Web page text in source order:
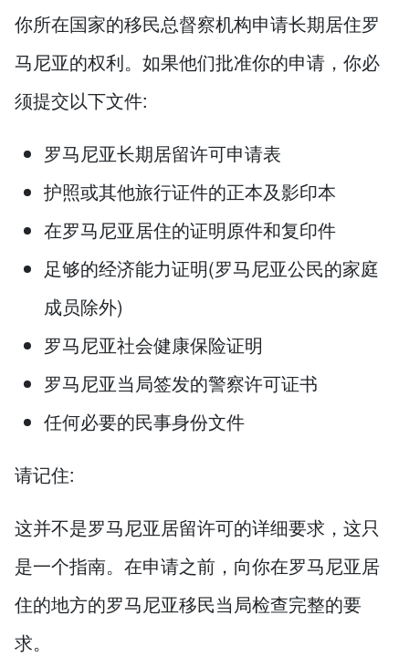
你所在国家的移民总督察机构申请长期居住罗
马尼亚的权利。如果他们批准你的申请，你必
须提交以下文件:
罗马尼亚长期居留许可申请表
护照或其他旅行证件的正本及影印本
在罗马尼亚居住的证明原件和复印件
足够的经济能力证明(罗马尼亚公民的家庭
成员除外)
罗马尼亚社会健康保险证明
罗马尼亚当局签发的警察许可证书
任何必要的民事身份文件
请记住:
这并不是罗马尼亚居留许可的详细要求，这只
是一个指南。在申请之前，向你在罗马尼亚居
住的地方的罗马尼亚移民当局检查完整的要
求。